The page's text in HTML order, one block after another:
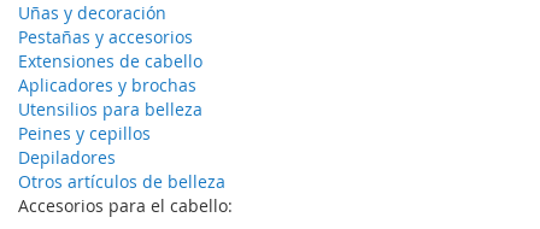
Uñas y decoración
Pestañas y accesorios
Extensiones de cabello
Aplicadores y brochas
Utensilios para belleza
Peines y cepillos
Depiladores
Otros artículos de belleza
Accesorios para el cabello: